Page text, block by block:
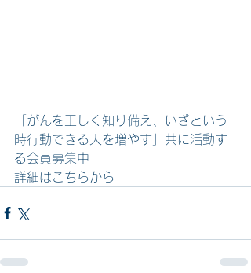
「がんを正しく知り備え、いざという
時行動できる人を増やす」共に活動す
る会員募集中
詳細はこちらから